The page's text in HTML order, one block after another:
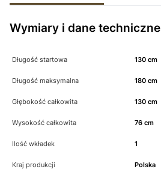
Wymiary i dane techniczne
Długość startowa 130 cm
Długość maksymalna 180 cm
Głębokość całkowita 130 cm
Wysokość całkowita 76 cm
Ilość wkładek 1
Kraj produkcji Polska